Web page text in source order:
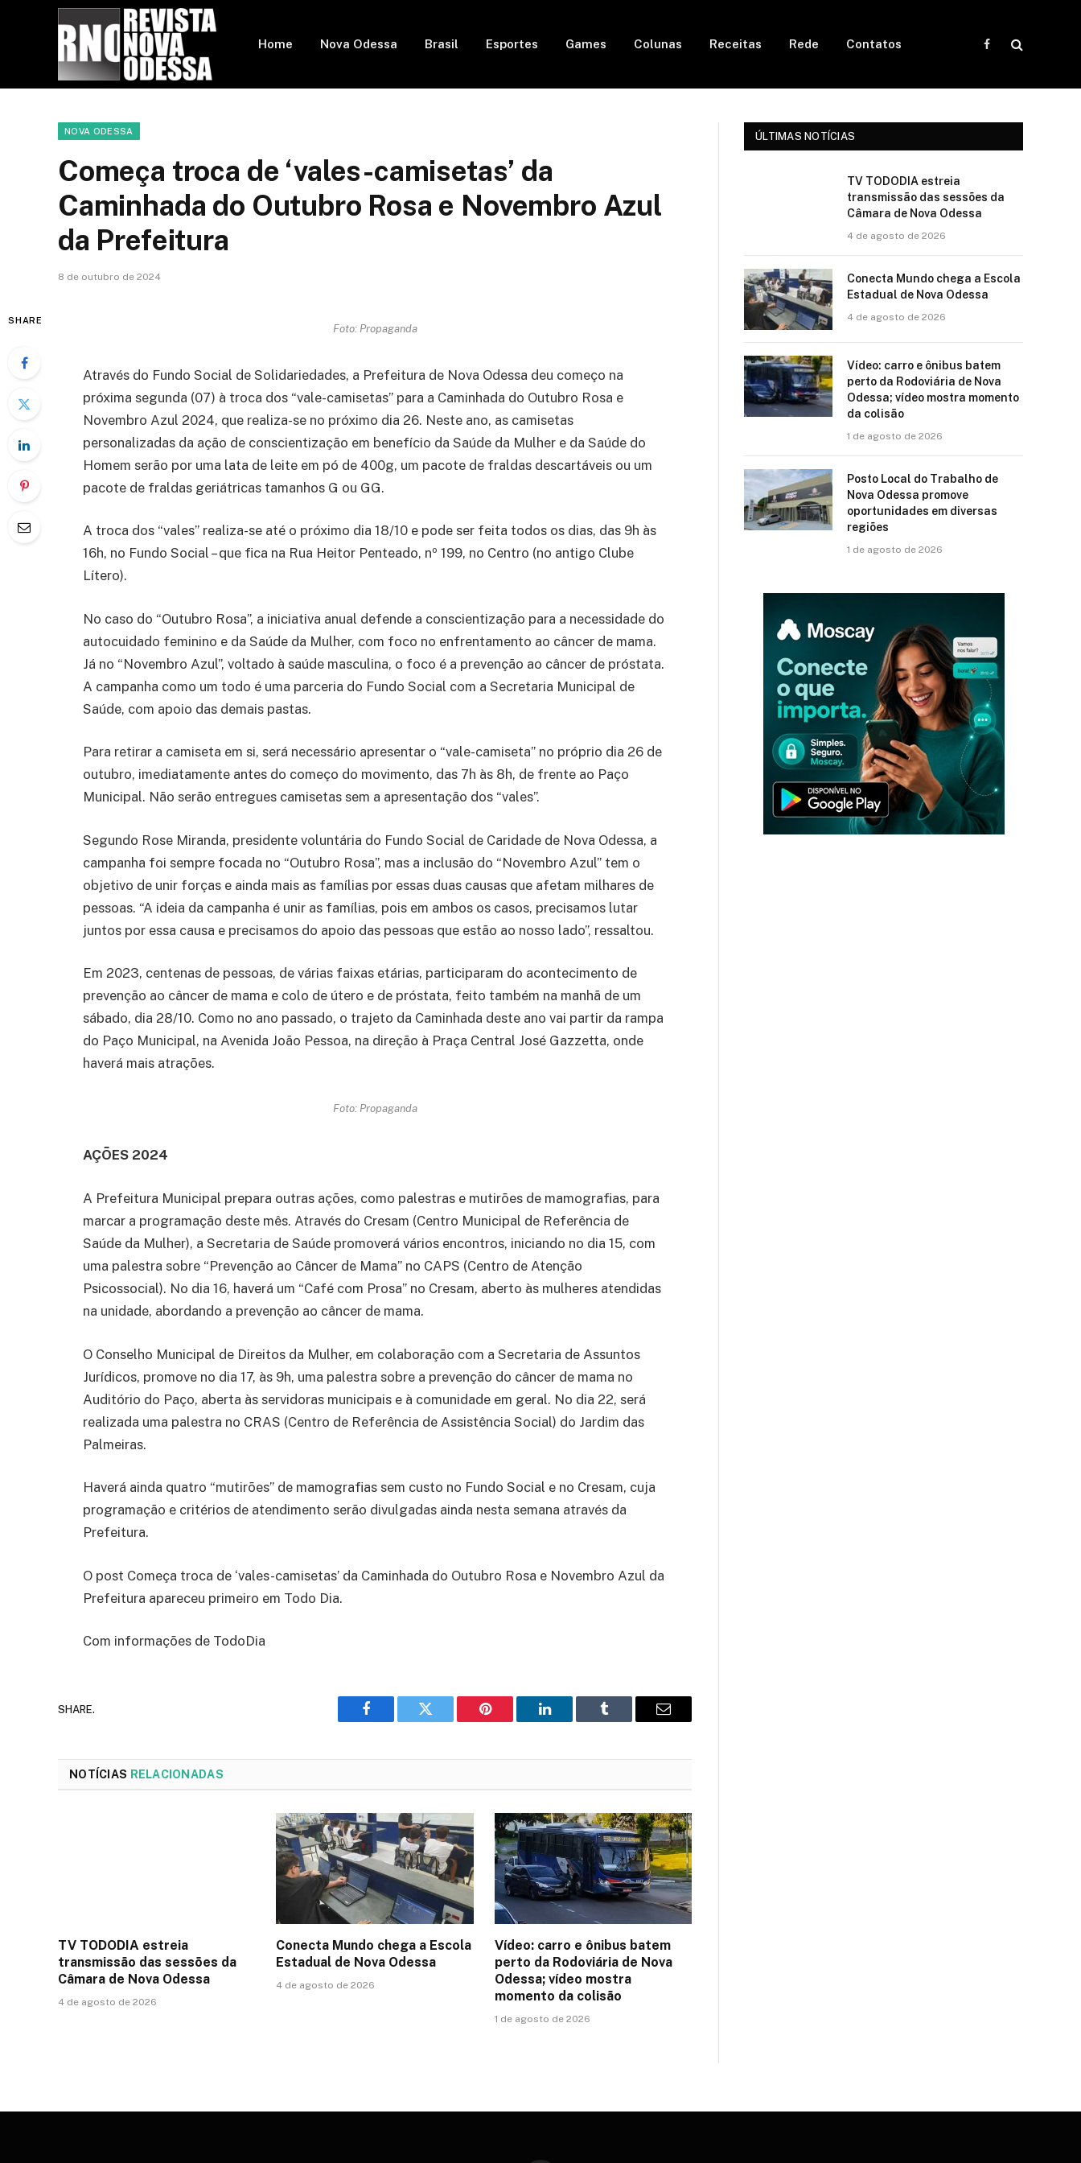
Home Nova Odessa Brasil Esportes Games Colunas Receitas Rede Contatos
Facebook
NOVA ODESSA
Começa troca de ‘vales-camisetas’ da
Caminhada do Outubro Rosa e Novembro Azul
da Prefeitura
8 de outubro de 2024
SHARE
Foto: Propaganda
Através do Fundo Social de Solidariedades, a Prefeitura de Nova Odessa deu começo na
próxima segunda (07) à troca dos “vale-camisetas” para a Caminhada do Outubro Rosa e
Novembro Azul 2024, que realiza-se no próximo dia 26. Neste ano, as camisetas
personalizadas da ação de conscientização em benefício da Saúde da Mulher e da Saúde do
Homem serão por uma lata de leite em pó de 400g, um pacote de fraldas descartáveis ou um
pacote de fraldas geriátricas tamanhos G ou GG.
A troca dos “vales” realiza-se até o próximo dia 18/10 e pode ser feita todos os dias, das 9h às
16h, no Fundo Social – que fica na Rua Heitor Penteado, nº 199, no Centro (no antigo Clube
Lítero).
No caso do “Outubro Rosa”, a iniciativa anual defende a conscientização para a necessidade do
autocuidado feminino e da Saúde da Mulher, com foco no enfrentamento ao câncer de mama.
Já no “Novembro Azul”, voltado à saúde masculina, o foco é a prevenção ao câncer de próstata.
A campanha como um todo é uma parceria do Fundo Social com a Secretaria Municipal de
Saúde, com apoio das demais pastas.
Para retirar a camiseta em si, será necessário apresentar o “vale-camiseta” no próprio dia 26 de
outubro, imediatamente antes do começo do movimento, das 7h às 8h, de frente ao Paço
Municipal. Não serão entregues camisetas sem a apresentação dos “vales”.
Segundo Rose Miranda, presidente voluntária do Fundo Social de Caridade de Nova Odessa, a
campanha foi sempre focada no “Outubro Rosa”, mas a inclusão do “Novembro Azul” tem o
objetivo de unir forças e ainda mais as famílias por essas duas causas que afetam milhares de
pessoas. “A ideia da campanha é unir as famílias, pois em ambos os casos, precisamos lutar
juntos por essa causa e precisamos do apoio das pessoas que estão ao nosso lado”, ressaltou.
Em 2023, centenas de pessoas, de várias faixas etárias, participaram do acontecimento de
prevenção ao câncer de mama e colo de útero e de próstata, feito também na manhã de um
sábado, dia 28/10. Como no ano passado, o trajeto da Caminhada deste ano vai partir da rampa
do Paço Municipal, na Avenida João Pessoa, na direção à Praça Central José Gazzetta, onde
haverá mais atrações.
Foto: Propaganda
AÇÕES 2024
A Prefeitura Municipal prepara outras ações, como palestras e mutirões de mamografias, para
marcar a programação deste mês. Através do Cresam (Centro Municipal de Referência de
Saúde da Mulher), a Secretaria de Saúde promoverá vários encontros, iniciando no dia 15, com
uma palestra sobre “Prevenção ao Câncer de Mama” no CAPS (Centro de Atenção
Psicossocial). No dia 16, haverá um “Café com Prosa” no Cresam, aberto às mulheres atendidas
na unidade, abordando a prevenção ao câncer de mama.
O Conselho Municipal de Direitos da Mulher, em colaboração com a Secretaria de Assuntos
Jurídicos, promove no dia 17, às 9h, uma palestra sobre a prevenção do câncer de mama no
Auditório do Paço, aberta às servidoras municipais e à comunidade em geral. No dia 22, será
realizada uma palestra no CRAS (Centro de Referência de Assistência Social) do Jardim das
Palmeiras.
Haverá ainda quatro “mutirões” de mamografias sem custo no Fundo Social e no Cresam, cuja
programação e critérios de atendimento serão divulgadas ainda nesta semana através da
Prefeitura.
O post Começa troca de ‘vales-camisetas’ da Caminhada do Outubro Rosa e Novembro Azul da
Prefeitura apareceu primeiro em Todo Dia.
Com informações de TodoDia
SHARE.
Facebook Twitter Pinterest LinkedIn Tumblr Email
NOTÍCIAS RELACIONADAS
TV TODODIA estreia
transmissão das sessões da
Câmara de Nova Odessa
4 de agosto de 2026
Conecta Mundo chega a Escola
Estadual de Nova Odessa
4 de agosto de 2026
Vídeo: carro e ônibus batem
perto da Rodoviária de Nova
Odessa; vídeo mostra
momento da colisão
1 de agosto de 2026
ÚLTIMAS NOTÍCIAS
TV TODODIA estreia
transmissão das sessões da
Câmara de Nova Odessa
4 de agosto de 2026
Conecta Mundo chega a Escola
Estadual de Nova Odessa
4 de agosto de 2026
Vídeo: carro e ônibus batem
perto da Rodoviária de Nova
Odessa; vídeo mostra momento
da colisão
1 de agosto de 2026
Posto Local do Trabalho de
Nova Odessa promove
oportunidades em diversas
regiões
1 de agosto de 2026